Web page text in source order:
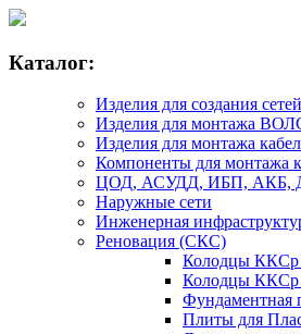
Каталог:
Изделия для создания
Изделия для монтажа
Изделия для монтажа
Компоненты для монтажа
ЦОД, АСУДД, ИБП, АКБ,
Наружные сети
Инженерная
Реновация (СКС)
Колодцы ККСр
Колодцы ККСр
Фундаментная
Плиты для